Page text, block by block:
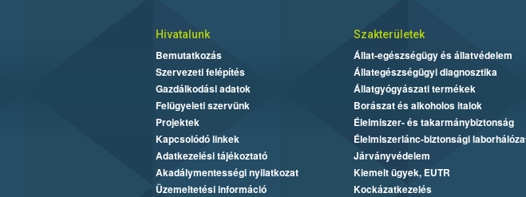
Hivatalunk
Bemutatkozás
Szervezeti felépítés
Gazdálkodási adatok
Felügyeleti szervünk
Projektek
Kapcsolódó linkek
Adatkezelési tájékoztató
Akadálymentességi nyilatkozat
Üzemeltetési információ
Szakterületek
Állat-egészségügy és állatvédelem
Állategészségügyi diagnosztika
Állatgyógyászati termékek
Borászat és alkoholos italok
Élelmiszer- és takarmánybiztonság
Élelmiszerlánc-biztonsági
Járványvédelem
Kiemelt ügyek, EUTR
Kockázatkezelés